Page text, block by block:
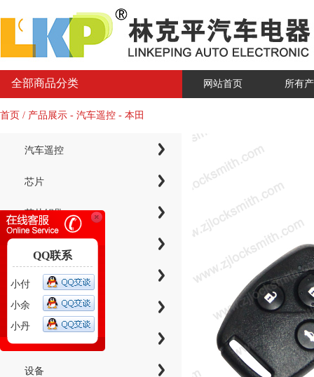
全部商品分类 网站首页 所有
首页 / 产品展示 - 汽车遥控 - 本田
汽车遥控
芯片
芯片钥匙
电子芯片钥匙壳
智能卡小钥匙
设备
QQ联系
小付
小余
小丹